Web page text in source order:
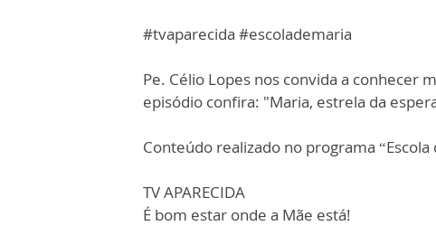
#tvaparecida #escolademaria
Pe. Célio Lopes nos convida a conhecer
episódio confira: "Maria, estrela da
Conteúdo realizado no programa
TV APARECIDA
É bom estar onde a Mãe está!